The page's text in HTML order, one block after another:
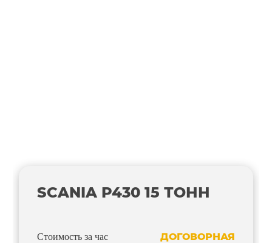
SCANIA P430 15 ТОНН
Стоимость за час ДОГОВОРНАЯ